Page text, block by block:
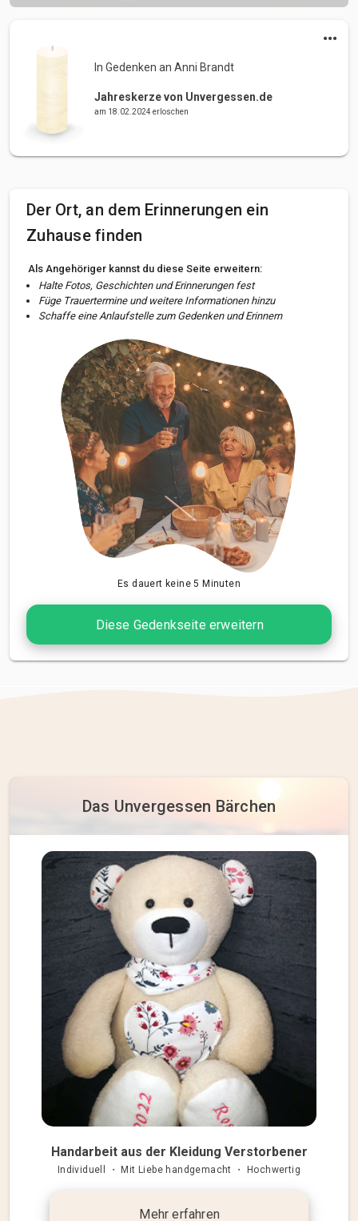
In Gedenken an Anni Brandt
Jahreskerze von Unvergessen.de
am 18.02.2024 erloschen
Der Ort, an dem Erinnerungen ein
Zuhause finden
Als Angehöriger kannst du diese Seite erweitern:
Halte Fotos, Geschichten und Erinnerungen fest
Füge Trauertermine und weitere Informationen hinzu
Schaffe eine Anlaufstelle zum Gedenken und Erinnern
Es dauert keine 5 Minuten
Diese Gedenkseite erweitern
Das Unvergessen Bärchen
Handarbeit aus der Kleidung Verstorbener
Individuell ・ Mit Liebe handgemacht ・ Hochwertig
Mehr erfahren